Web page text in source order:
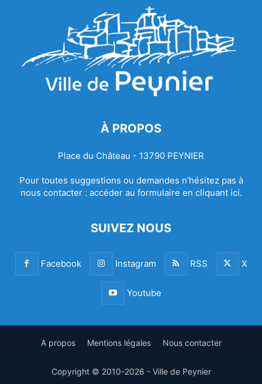
À PROPOS
Place du Château - 13790 PEYNIER
Pour toutes suggestions ou demandes n’hésitez pas à
nous contacter : accéder au formulaire en cliquant ici.
SUIVEZ NOUS
Facebook Instagram RSS X
Youtube
A propos Mentions légales Nous contacter
Copyright © 2010-2026 - Ville de Peynier